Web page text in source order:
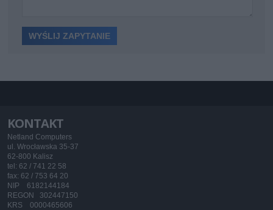
KONTAKT
Netland Computers
ul. Wrocławska 35-37
62-800 Kalisz
tel: 62 / 741 22 58
fax: 62 / 753 64 20
NIP 6182144184
REGON 302447150
KRS 0000465606